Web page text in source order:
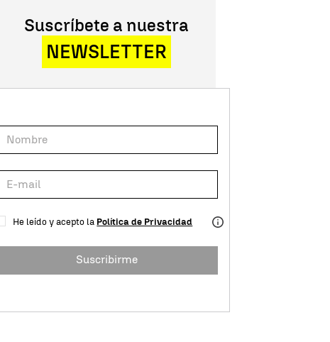
Suscríbete a nuestra
NEWSLETTER
He leído y acepto la Política de Privacidad
Suscribirme